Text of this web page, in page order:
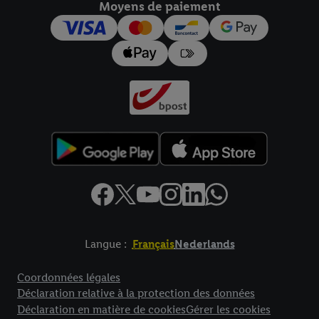
Moyens de paiement
Langue : FrançaisNederlands
Coordonnées légales
Déclaration relative à la protection des données
Déclaration en matière de cookiesGérer les cookies
pour l’avenir dans notredéclaration relative à la protection des
données
Vous trouverez les impressions ici.